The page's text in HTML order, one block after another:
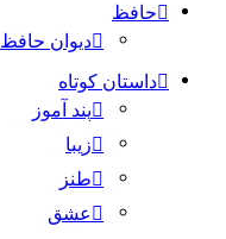
حافظ
دیوان حافظ
داستان کوتاه
پند آموز
زیبا
طنز
عشق